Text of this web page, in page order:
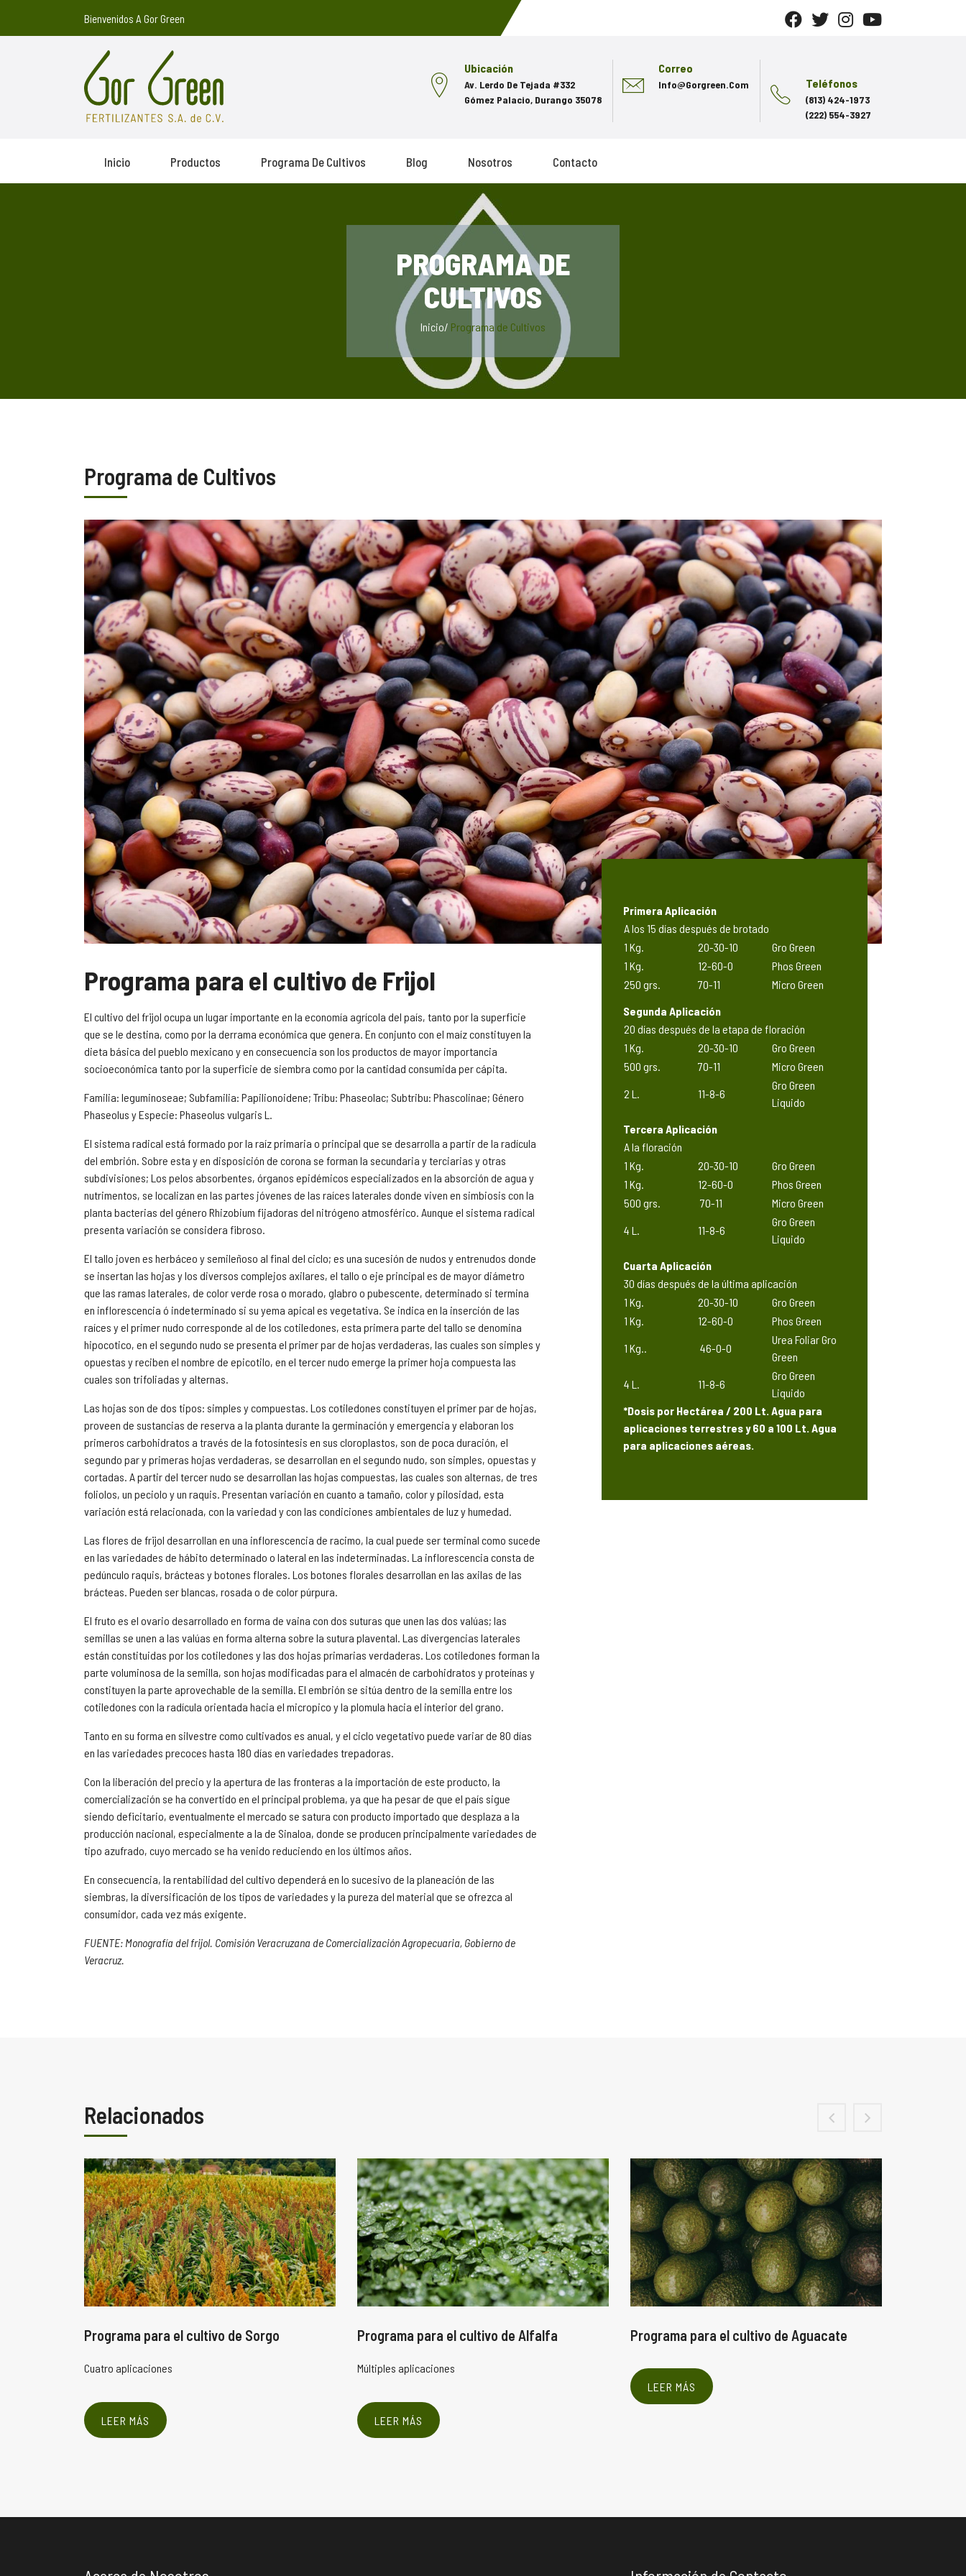
Bienvenidos A Gor Green
Ubicación
Av. Lerdo De Tejada #332
Gómez Palacio, Durango 35078
Correo
Info@gorgreen.com Teléfonos
(813) 424-1973
(222) 554-3927
Inicio Productos Programa De Cultivos Blog Nosotros Contacto
PROGRAMA DE
CULTIVOS
Inicio/ Programa de Cultivos
Programa de Cultivos
Primera Aplicación
A los 15 días después de brotado
1 Kg.
20-30-10
Gro Green
1 Kg.
12-60-0
Phos Green
250 grs.
70-11
Micro Green
Segunda Aplicación
20 días después de la etapa de floración
1 Kg.
20-30-10
Gro Green
500 grs.
70-11
Micro Green
2 L.
11-8-6
Gro Green
Liquido
Tercera Aplicación
A la floración
1 Kg.
20-30-10
Gro Green
1 Kg.
12-60-0
Phos Green
500 grs.
70-11
Micro Green
4 L.
11-8-6
Gro Green
Liquido
Cuarta Aplicación
30 días después de la última aplicación
1 Kg.
20-30-10
Gro Green
1 Kg.
12-60-0
Phos Green
1 Kg..
46-0-0
Urea Foliar Gro
Green
4 L.
11-8-6
Gro Green
Liquido
*Dosis por Hectárea / 200 Lt. Agua para
aplicaciones terrestres y 60 a 100 Lt. Agua
para aplicaciones aéreas.
Programa para el cultivo de Frijol
El cultivo del frijol ocupa un lugar importante en la economía agrícola del país, tanto por la superficie
que se le destina, como por la derrama económica que genera. En conjunto con el maíz constituyen la
dieta básica del pueblo mexicano y en consecuencia son los productos de mayor importancia
socioeconómica tanto por la superficie de siembra como por la cantidad consumida per cápita.
Familia: leguminoseae; Subfamilia: Papilionoidene; Tribu: Phaseolac; Subtribu: Phascolinae; Género
Phaseolus y Especie: Phaseolus vulgaris L.
El sistema radical está formado por la raíz primaria o principal que se desarrolla a partir de la radícula
del embrión. Sobre esta y en disposición de corona se forman la secundaria y terciarias y otras
subdivisiones; Los pelos absorbentes, órganos epidémicos especializados en la absorción de agua y
nutrimentos, se localizan en las partes jóvenes de las raíces laterales donde viven en simbiosis con la
planta bacterias del género Rhizobium fijadoras del nitrógeno atmosférico. Aunque el sistema radical
presenta variación se considera fibroso.
El tallo joven es herbáceo y semileñoso al final del ciclo; es una sucesión de nudos y entrenudos donde
se insertan las hojas y los diversos complejos axilares, el tallo o eje principal es de mayor diámetro
que las ramas laterales, de color verde rosa o morado, glabro o pubescente, determinado si termina
en inflorescencia ó indeterminado si su yema apical es vegetativa. Se indica en la inserción de las
raíces y el primer nudo corresponde al de los cotiledones, esta primera parte del tallo se denomina
hipocotico, en el segundo nudo se presenta el primer par de hojas verdaderas, las cuales son simples y
opuestas y reciben el nombre de epicotilo, en el tercer nudo emerge la primer hoja compuesta las
cuales son trifoliadas y alternas.
Las hojas son de dos tipos: simples y compuestas. Los cotiledones constituyen el primer par de hojas,
proveen de sustancias de reserva a la planta durante la germinación y emergencia y elaboran los
primeros carbohidratos a través de la fotosíntesis en sus cloroplastos, son de poca duración, el
segundo par y primeras hojas verdaderas, se desarrollan en el segundo nudo, son simples, opuestas y
cortadas. A partir del tercer nudo se desarrollan las hojas compuestas, las cuales son alternas, de tres
foliolos, un peciolo y un raquis. Presentan variación en cuanto a tamaño, color y pilosidad, esta
variación está relacionada, con la variedad y con las condiciones ambientales de luz y humedad.
Las flores de frijol desarrollan en una inflorescencia de racimo, la cual puede ser terminal como sucede
en las variedades de hábito determinado o lateral en las indeterminadas. La inflorescencia consta de
pedúnculo raquis, brácteas y botones florales. Los botones florales desarrollan en las axilas de las
brácteas. Pueden ser blancas, rosada o de color púrpura.
El fruto es el ovario desarrollado en forma de vaina con dos suturas que unen las dos valúas; las
semillas se unen a las valúas en forma alterna sobre la sutura plavental. Las divergencias laterales
están constituidas por los cotiledones y las dos hojas primarias verdaderas. Los cotiledones forman la
parte voluminosa de la semilla, son hojas modificadas para el almacén de carbohidratos y proteínas y
constituyen la parte aprovechable de la semilla. El embrión se sitúa dentro de la semilla entre los
cotiledones con la radícula orientada hacia el micropico y la plomula hacia el interior del grano.
Tanto en su forma en silvestre como cultivados es anual, y el ciclo vegetativo puede variar de 80 días
en las variedades precoces hasta 180 días en variedades trepadoras.
Con la liberación del precio y la apertura de las fronteras a la importación de este producto, la
comercialización se ha convertido en el principal problema, ya que ha pesar de que el país sigue
siendo deficitario, eventualmente el mercado se satura con producto importado que desplaza a la
producción nacional, especialmente a la de Sinaloa, donde se producen principalmente variedades de
tipo azufrado, cuyo mercado se ha venido reduciendo en los últimos años.
En consecuencia, la rentabilidad del cultivo dependerá en lo sucesivo de la planeación de las
siembras, la diversificación de los tipos de variedades y la pureza del material que se ofrezca al
consumidor, cada vez más exigente.
FUENTE: Monografía del frijol. Comisión Veracruzana de Comercialización Agropecuaria, Gobierno de
Veracruz.
Relacionados
Programa para el cultivo de Sorgo
Cuatro aplicaciones
LEER MÁS
Programa para el cultivo de Alfalfa
Múltiples aplicaciones
LEER MÁS
Programa para el cultivo de Aguacate
LEER MÁS